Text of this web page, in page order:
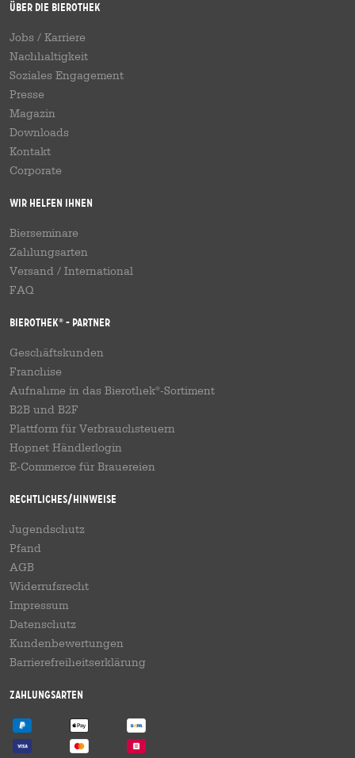
Über die Bierothek
Jobs / Karriere
Nachhaltigkeit
Soziales Engagement
Presse
Magazin
Downloads
Kontakt
Corporate
Wir helfen Ihnen
Bierseminare
Zahlungsarten
Versand / International
FAQ
Bierothek® - Partner
Geschäftskunden
Franchise
Aufnahme in das Bierothek®-Sortiment
B2B und B2F
Plattform für Verbrauchsteuern
Hopnet Händlerlogin
E-Commerce für Brauereien
Rechtliches/Hinweise
Jugendschutz
Pfand
AGB
Widerrufsrecht
Impressum
Datenschutz
Kundenbewertungen
Barrierefreiheitserklärung
Zahlungsarten